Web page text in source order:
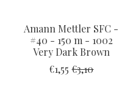
Amann Mettler SFC -
#40 - 150 m - 1002
Very Dark Brown
€1,55 €3,10